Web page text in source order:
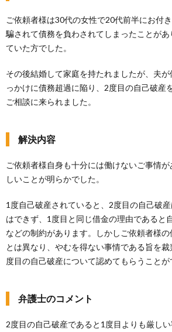
ご依頼者様は30代の女性で20代前半にお付
騙されて債務を負わされてしまったことが
ていた方でした。
その後結婚して家庭を持たれましたが、夫
っかけに債務超過に陥り、2度目の自己破産
ご相談に来られました。
解決内容
ご依頼者様自身も十分には働けないご事情
しいことが明らかでした。
1度自己破産されていると、2度目の自己破
はできず、1度目と同じ借金の理由であると
などの制約があります。しかしご依頼者様
とは異なり、やむを得ない事情である旨を
度目の自己破産について認めてもらうことが
弁護士のコメント
2度目の自己破産であると1度目よりも厳し